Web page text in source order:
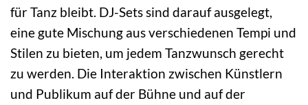
für Tanz bleibt. DJ-Sets sind darauf ausgelegt,
eine gute Mischung aus verschiedenen Tempi und
Stilen zu bieten, um jedem Tanzwunsch gerecht
zu werden. Die Interaktion zwischen Künstlern
und Publikum auf der Bühne und auf der